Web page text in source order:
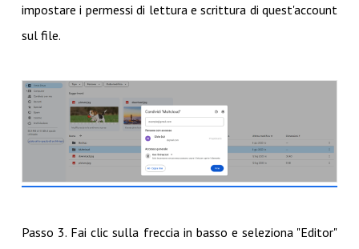
impostare i permessi di lettura e scrittura di quest'account
sul file.
Passo 3. Fai clic sulla freccia in basso e seleziona "Editor"